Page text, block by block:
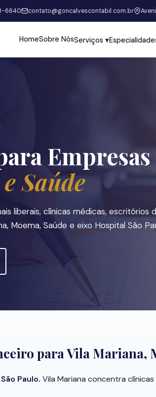
6640 contato@goncalvescontabil.com.br
HomeSobre NósServiços ▾
Saúde
liberais, clínicas médicas, escritórios
Moema, Saúde e eixo Hospital São
para Vila Mariana,
Paulo. Vila Mariana concentra clínicas